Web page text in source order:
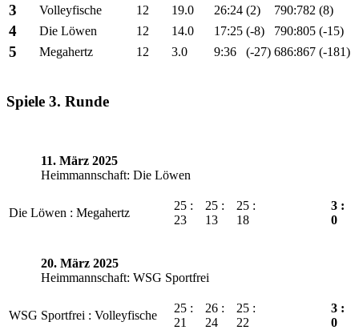
3 Volleyfische 12 19.0 26:24 (2) 790:782 (8)
4 Die Löwen 12 14.0 17:25 (-8) 790:805 (-15)
5 Megahertz 12 3.0 9:36 (-27) 686:867 (-181)
Spiele 3. Runde
11. März 2025
Heimmannschaft: Die Löwen
Die Löwen : Megahertz
25 :
23
25 :
13
25 :
18
3 :
0
20. März 2025
Heimmannschaft: WSG Sportfrei
WSG Sportfrei : Volleyfische
25 :
21
26 :
24
25 :
22
3 :
0